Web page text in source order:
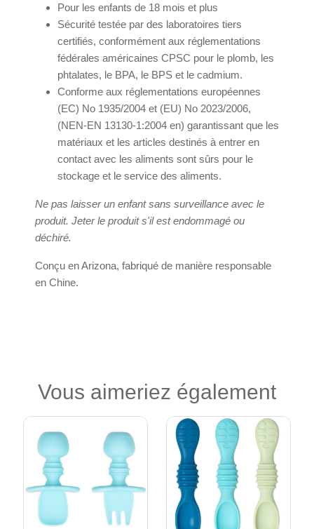
Pour les enfants de 18 mois et plus
Sécurité testée par des laboratoires tiers
certifiés, conformément aux réglementations
fédérales américaines CPSC pour le plomb, les
phtalates, le BPA, le BPS et le cadmium.
Conforme aux réglementations européennes
(EC) No 1935/2004 et (EU) No 2023/2006,
(NEN-EN 13130-1:2004 en) garantissant que les
matériaux et les articles destinés à entrer en
contact avec les aliments sont sûrs pour le
stockage et le service des aliments.
Ne pas laisser un enfant sans surveillance avec le
produit. Jeter le produit s'il est endommagé ou
déchiré.
Conçu en Arizona, fabriqué de manière responsable
en Chine.
Vous aimeriez également